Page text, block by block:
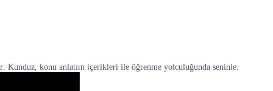
Kunduz, konu anlatım içerikleri ile öğrenme yolculuğunda seninle.